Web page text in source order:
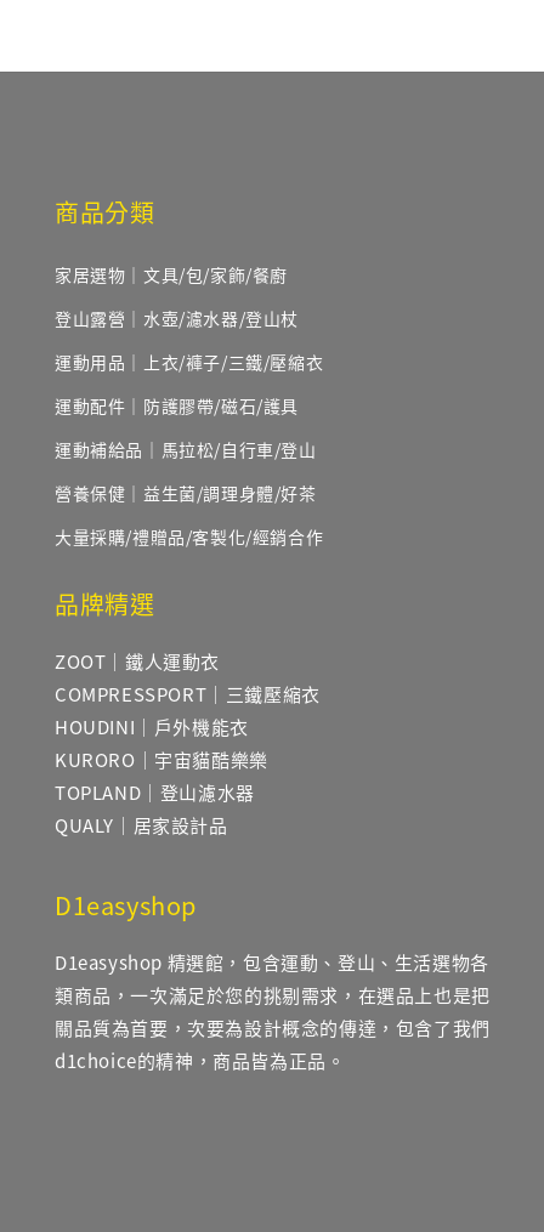
商品分類
家居選物｜文具/包/家飾/餐廚
登山露營｜水壺/濾水器/登山杖
運動用品｜上衣/褲子/三鐵/壓縮衣
運動配件｜防護膠帶/磁石/護具
運動補給品｜馬拉松/自行車/登山
營養保健｜益生菌/調理身體/好茶
大量採購/禮贈品/客製化/經銷合作
品牌精選
ZOOT｜鐵人運動衣
COMPRESSPORT｜三鐵壓縮衣
HOUDINI｜戶外機能衣
KURORO｜宇宙貓酷樂樂
TOPLAND｜登山濾水器
QUALY｜居家設計品
D1easyshop
D1easyshop 精選館，包含運動、登山、生活選物各
類商品，一次滿足於您的挑剔需求，在選品上也是把
關品質為首要，次要為設計概念的傳達，包含了我們
d1choice的精神，商品皆為正品。